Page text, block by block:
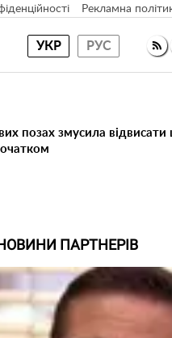
Рекламна
УКР РУС
позах змусила
ПАРТНЕРІВ